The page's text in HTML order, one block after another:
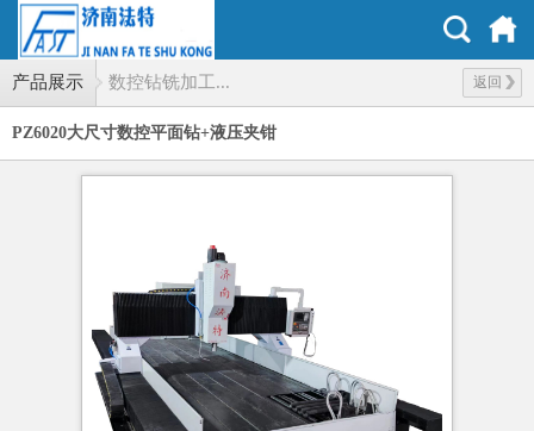
产品展示 返回
数控钻铣加工...
PZ6020大尺寸​数控平面钻+液压夹钳